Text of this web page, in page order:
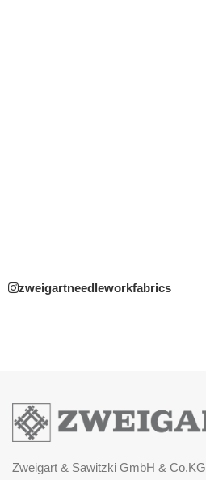
zweigartneedleworkfabrics
Zweigart & Sawitzki GmbH & Co.KG